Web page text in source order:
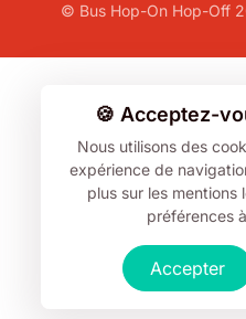
© Bus Hop-On Hop-Off
🍪 Acceptez-
Nous utilisons des
expérience de
plus sur les mentions
préférences
Accepter